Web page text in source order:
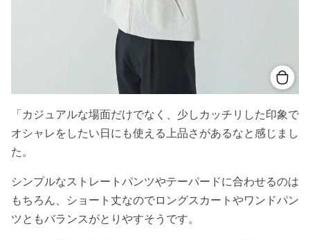
「カジュアルな場面だけでなく、少しカッチリした印象で
オシャレをしたい日にも使える上品さがあるなと感じまし
た。
シンプルなストレートパンツやテーパードに合わせるのは
もちろん、ショート丈なのでロングスカートやワンドパン
ツともバランスがとりやすそうです。